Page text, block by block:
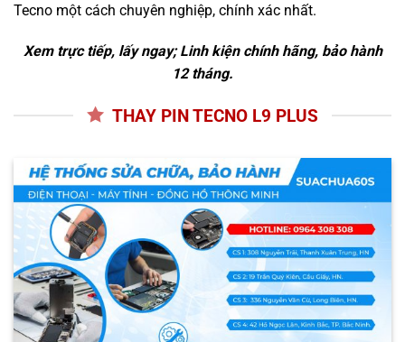
Tecno một cách chuyên nghiệp, chính xác nhất.
Xem trực tiếp, lấy ngay; Linh kiện chính hãng, bảo hành
12 tháng.
THAY PIN TECNO L9 PLUS